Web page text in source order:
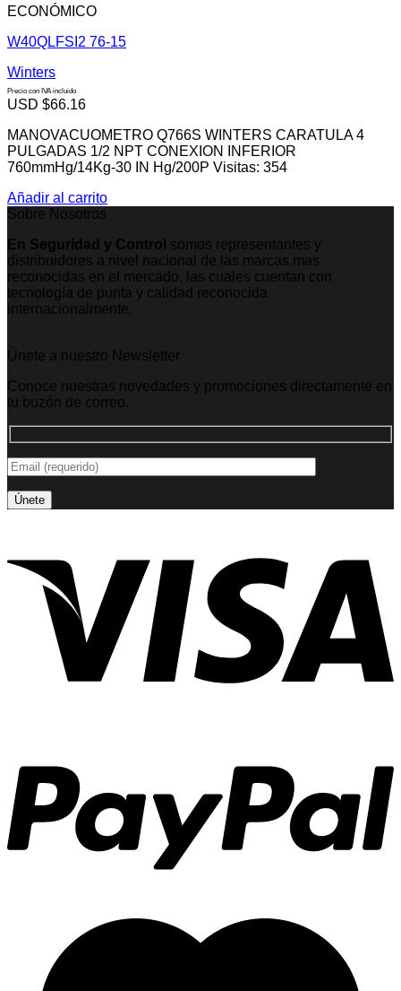
ECONÓMICO
W40QLFSI2 76-15
Winters
Precio con IVA incluido
USD $66.16
MANOVACUOMETRO Q766S WINTERS CARATULA 4
PULGADAS 1/2 NPT CONEXION INFERIOR
760mmHg/14Kg-30 IN Hg/200P Visitas: 354
Añadir al carrito
Sobre Nosotros
En Seguridad y Control somos representantes y
distribuidores a nivel nacional de las marcas mas
reconocidas en el mercado, las cuales cuentan con
tecnología de punta y calidad reconocida
internacionalmente.
Únete a nuestro Newsletter
Conoce nuestras novedades y promociones directamente en
tu buzón de correo.